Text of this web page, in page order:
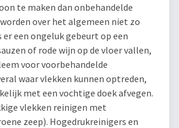
te maken dan onbehandelde
over het algemeen niet zo
er een ongeluk gebeurt op een
of rode wijn op de vloer vallen,
voor voorbehandelde
waar vlekken kunnen optreden,
met een vochtige doek afvegen.
vlekken reinigen met
zeep). Hogedrukreinigers en